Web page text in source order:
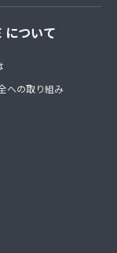
について
への取り組み